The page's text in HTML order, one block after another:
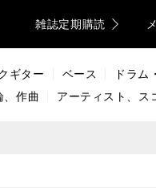
雑誌定期購読
ギター ベース ドラム
、作曲 アーティスト、ス